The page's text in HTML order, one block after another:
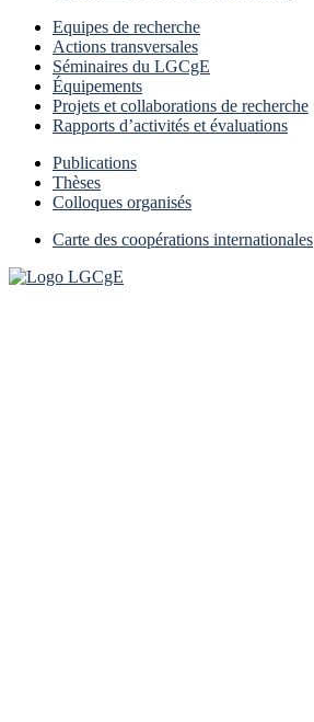
Equipes de recherche
Actions transversales
Séminaires du LGCgE
Équipements
Projets et collaborations de recherche
Rapports d’activités et évaluations
Publications
Thèses
Colloques organisés
Carte des coopérations internationales